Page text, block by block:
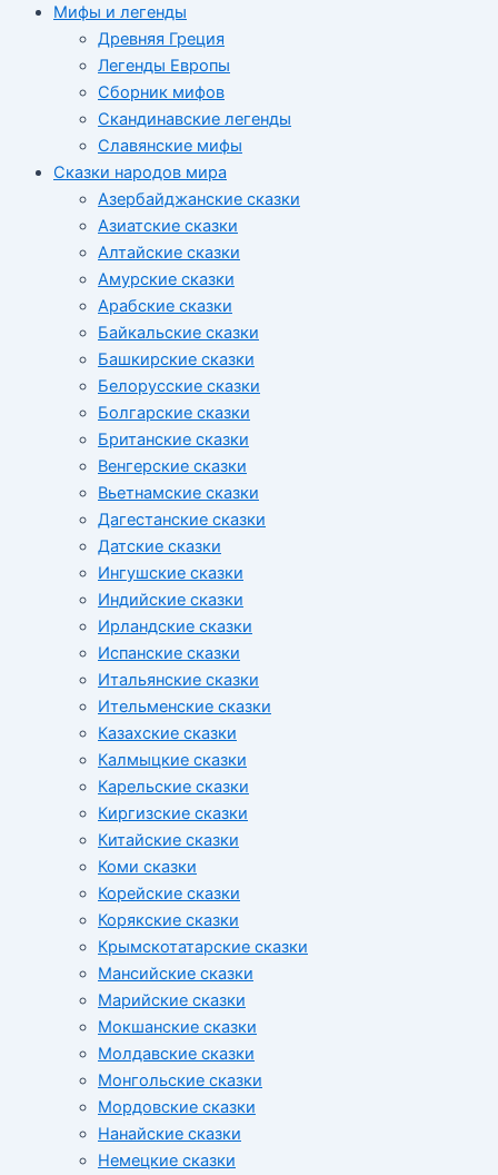
Мифы и легенды
Древняя Греция
Легенды Европы
Сборник мифов
Скандинавские легенды
Славянские мифы
Сказки народов мира
Азербайджанские сказки
Азиатские сказки
Алтайские сказки
Амурские сказки
Арабские сказки
Байкальские сказки
Башкирские сказки
Белорусские сказки
Болгарские сказки
Британские сказки
Венгерские сказки
Вьетнамские сказки
Дагестанские сказки
Датские сказки
Ингушские сказки
Индийские сказки
Ирландские сказки
Испанские сказки
Итальянские сказки
Ительменские сказки
Казахские сказки
Калмыцкие сказки
Карельские сказки
Киргизские сказки
Китайские сказки
Коми сказки
Корейские сказки
Корякские сказки
Крымскотатарские сказки
Мансийские сказки
Марийские сказки
Мокшанские сказки
Молдавские сказки
Монгольские сказки
Мордовские сказки
Нанайские сказки
Немецкие сказки